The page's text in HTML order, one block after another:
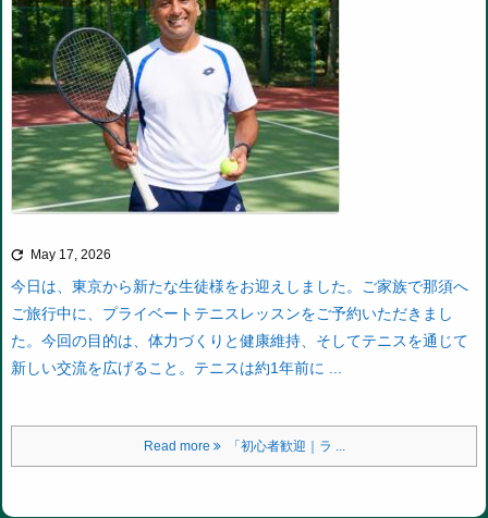
 May 17, 2026
今日は、東京から新たな生徒様をお迎えしました。ご家族で那須へ
ご旅行中に、プライベートテニスレッスンをご予約いただきまし
た。 今回の目的は、体力づくりと健康維持、そしてテニスを通じて
新しい交流を広げること。テニスは約1年前に ...
Read more 「初心者歓迎｜ラ ...